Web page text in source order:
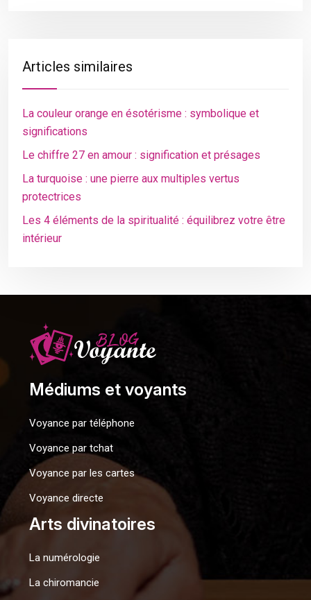
Articles similaires
La couleur orange en ésotérisme : symbolique et
significations
Le chiffre 27 en amour : signification et présages
La turquoise : une pierre aux multiples vertus
protectrices
Les 4 éléments de la spiritualité : équilibrez votre être
intérieur
Médiums et voyants
Voyance par téléphone
Voyance par tchat
Voyance par les cartes
Voyance directe
Arts divinatoires
La numérologie
La chiromancie